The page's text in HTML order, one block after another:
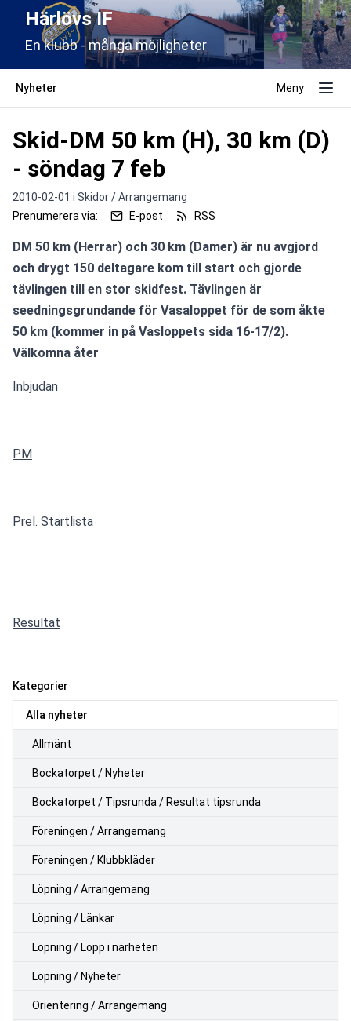
Härlövs IF
En klubb - många möjligheter
Nyheter Meny
Kategorier
Alla nyheter
Allmänt
Bockatorpet / Nyheter
Bockatorpet / Tipsrunda / Resultat tipsrunda
Föreningen / Arrangemang
Föreningen / Klubbkläder
Löpning / Arrangemang
Löpning / Länkar
Löpning / Lopp i närheten
Löpning / Nyheter
Orientering / Arrangemang
Skid-DM 50 km (H), 30 km (D)
- söndag 7 feb
2010-02-01 i Skidor / Arrangemang
Prenumerera via:
E-post RSS
DM 50 km (Herrar) och 30 km (Damer) är nu avgjord
och drygt 150 deltagare kom till start och gjorde
tävlingen till en stor skidfest. Tävlingen är
seedningsgrundande för Vasaloppet för de som åkte
50 km (kommer in på Vasloppets sida 16-17/2).
Välkomna åter
Inbjudan
PM
Prel. Startlista
Resultat